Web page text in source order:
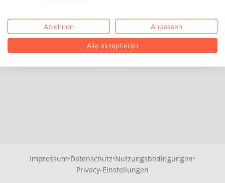
Impressum·Datenschutz·Nutzungsbedingungen·
Privacy-Einstellungen
Ablehnen Anpassen
Alle akzeptieren